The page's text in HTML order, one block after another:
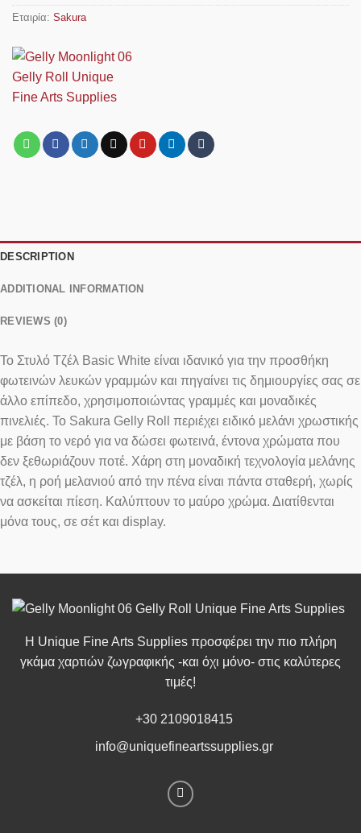
Εταιρία: Sakura
DESCRIPTION
ADDITIONAL INFORMATION
REVIEWS (0)
Το Στυλό Τζέλ Basic White είναι ιδανικό για την προσθήκη
φωτεινών λευκών γραμμών και πηγαίνει τις δημιουργίες σας σε
άλλο επίπεδο, χρησιμοποιώντας γραμμές και μοναδικές
πινελιές. Το Sakura Gelly Roll περιέχει ειδικό μελάνι χρωστικής
με βάση το νερό για να δώσει φωτεινά, έντονα χρώματα που
δεν ξεθωριάζουν ποτέ. Χάρη στη μοναδική τεχνολογία μελάνης
τζέλ, η ροή μελανιού από την πένα είναι πάντα σταθερή, χωρίς
να ασκείται πίεση. Καλύπτουν το μαύρο χρώμα. Διατίθενται
μόνα τους, σε σέτ και display.
Η Unique Fine Arts Supplies προσφέρει την πιο πλήρη
γκάμα χαρτιών ζωγραφικής -και όχι μόνο- στις καλύτερες
τιμές!
+30 2109018415
info@uniquefineartssupplies.gr